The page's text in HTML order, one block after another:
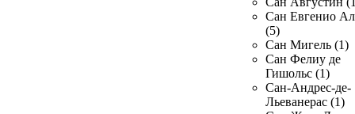
Сан Евгенио
(5)
Сан Мигель (1)
Сан Фелиу де
Гишольс (1)
Сан-Андрес-де-
Льеванерас (1)